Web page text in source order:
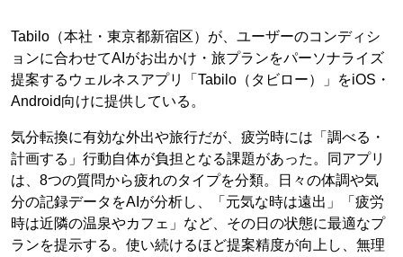
Tabilo（本社・東京都新宿区）が、ユーザーのコンディシ
ョンに合わせてAIがお出かけ・旅プランをパーソナライズ
提案するウェルネスアプリ「Tabilo（タビロー）」をiOS・
Android向けに提供している。
気分転換に有効な外出や旅行だが、疲労時には「調べる・
計画する」行動自体が負担となる課題があった。同アプリ
は、8つの質問から疲れのタイプを分類。日々の体調や気
分の記録データをAIが分析し、「元気な時は遠出」「疲労
時は近隣の温泉やカフェ」など、その日の状態に最適なプ
ランを提示する。使い続けるほど提案精度が向上し、無理